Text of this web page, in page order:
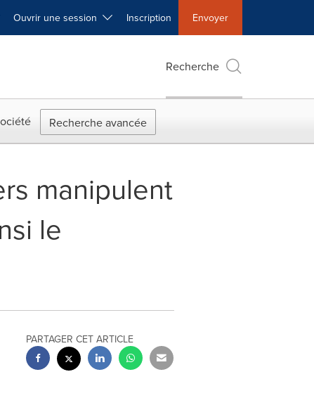
Ouvrir une session Inscription Envoyer
Recherche
Recherche avancée
manipulent
le
PARTAGER CET ARTICLE